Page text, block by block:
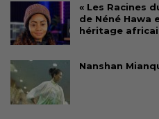
« Les Racines
de Néné Hawa
héritage
Nanshan